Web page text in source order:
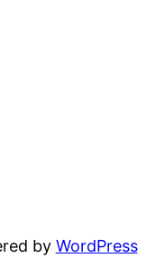
by WordPress